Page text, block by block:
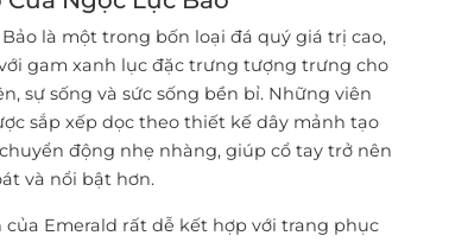
là một trong bốn loại đá quý giá trị cao,
gam xanh lục đặc trưng tượng trưng cho
sự sống và sức sống bền bỉ. Những viên
sắp xếp dọc theo thiết kế dây mảnh tạo
động nhẹ nhàng, giúp cổ tay trở nên
và nổi bật hơn.
của Emerald rất dễ kết hợp với trang phục